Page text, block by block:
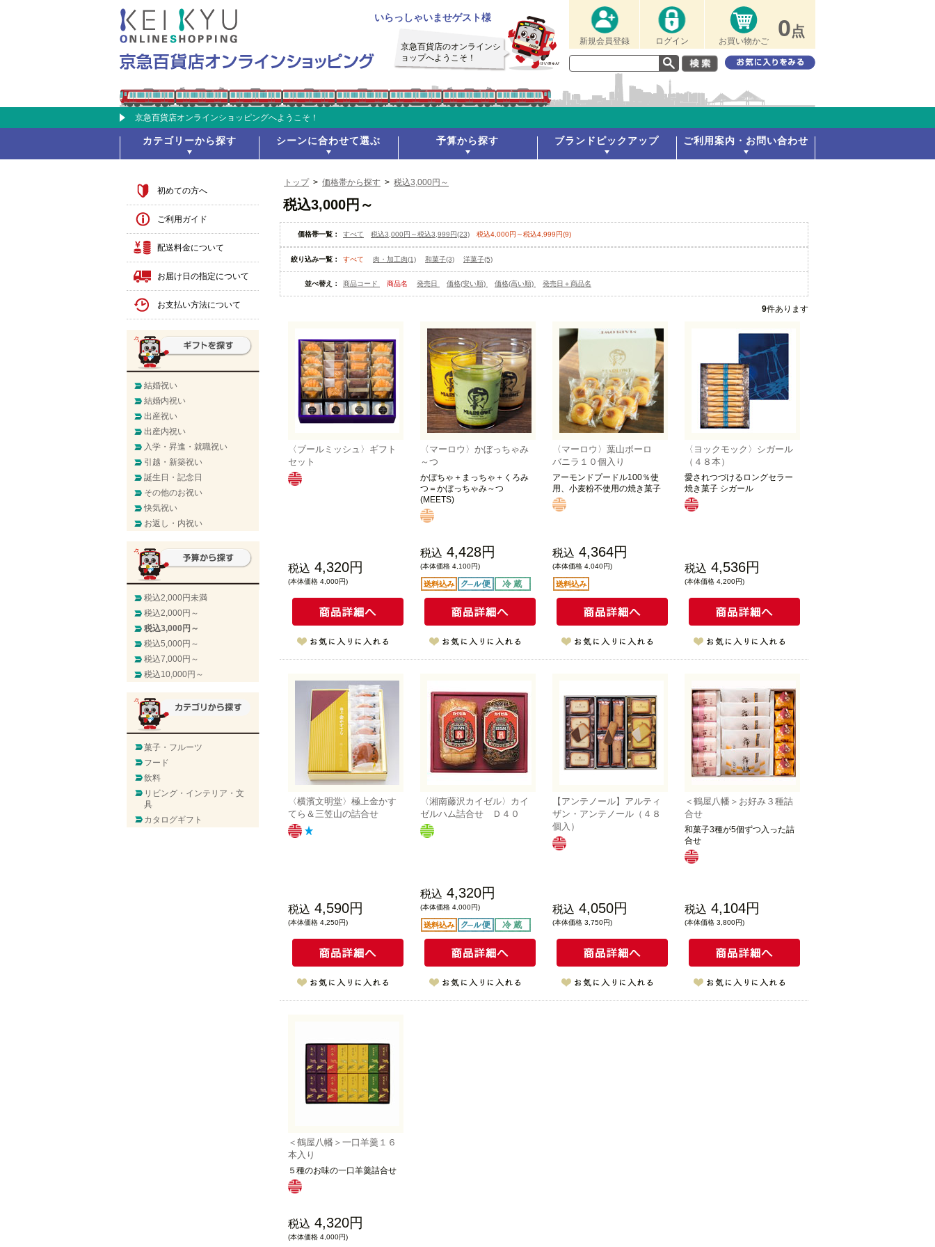
いらっしゃいませゲスト様
京急百貨店のオンラインシ
ョップへようこそ！
新規会員登録 ログイン お買い物かご 0点
京急百貨店オンラインショッピングへようこそ！
カテゴリーから探す シーンに合わせて選ぶ 予算から探す ブランドピックアップ ご利用案内・お問い合わせ
トップ > 価格帯から探す > 税込3,000円～
税込3,000円～
価格帯一覧： すべて 税込3,000円～税込3,999円(23) 税込4,000円～税込4,999円(9)
絞り込み一覧： すべて 肉・加工肉(1) 和菓子(3) 洋菓子(5)
並べ替え： 商品コード 商品名 発売日 価格(安い順) 価格(高い順) 発売日＋商品名
9件あります
〈ブールミッシュ〉ギフト
セット
税込 4,320円
(本体価格 4,000円)
〈マーロウ〉かぼっちゃみ
～つ
かぼちゃ＋まっちゃ＋くろみ
つ＝かぼっちゃみ～つ
(MEETS)
税込 4,428円
(本体価格 4,100円)
〈マーロウ〉葉山ボーロ
バニラ１０個入り
アーモンドプードル100％使
用、小麦粉不使用の焼き菓子
税込 4,364円
(本体価格 4,040円)
〈ヨックモック〉シガール
（４８本）
愛されつづけるロングセラー
焼き菓子 シガール
税込 4,536円
(本体価格 4,200円)
〈横濱文明堂〉極上金かす
てら＆三笠山の詰合せ
税込 4,590円
(本体価格 4,250円)
〈湘南藤沢カイゼル〉カイ
ゼルハム詰合せ Ｄ４０
税込 4,320円
(本体価格 4,000円)
【アンテノール】アルティ
ザン・アンテノール（４８
個入）
税込 4,050円
(本体価格 3,750円)
＜鶴屋八幡＞お好み３種詰
合せ
和菓子3種が5個ずつ入った詰
合せ
税込 4,104円
(本体価格 3,800円)
＜鶴屋八幡＞一口羊羹１６
本入り
５種のお味の一口羊羹詰合せ
税込 4,320円
(本体価格 4,000円)
初めての方へ
ご利用ガイド
配送料金について
お届け日の指定について
お支払い方法について
結婚祝い
結婚内祝い
出産祝い
出産内祝い
入学・昇進・就職祝い
引越・新築祝い
誕生日・記念日
その他のお祝い
快気祝い
お返し・内祝い
税込2,000円未満
税込2,000円～
税込3,000円～
税込5,000円～
税込7,000円～
税込10,000円～
菓子・フルーツ
フード
飲料
リビング・インテリア・文
具
カタログギフト